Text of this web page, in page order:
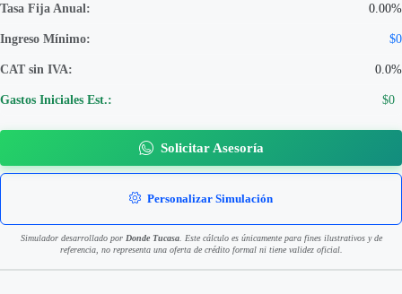
Tasa Fija Anual: 0.00%
Ingreso Mínimo: $0
CAT sin IVA: 0.0%
Gastos Iniciales Est.: $0
Solicitar Asesoría
Personalizar Simulación
Simulador desarrollado por Donde Tucasa. Este cálculo es únicamente para fines ilustrativos y de
referencia, no representa una oferta de crédito formal ni tiene validez oficial.